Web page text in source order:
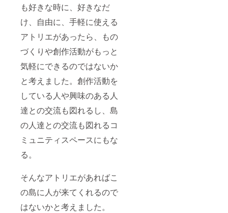
も好きな時に、好きなだ
け、自由に、手軽に使える
アトリエがあったら、もの
づくりや創作活動がもっと
気軽にできるのではないか
と考えました。創作活動を
している人や興味のある人
達との交流も図れるし、島
の人達との交流も図れるコ
ミュニティスペースにもな
る。
そんなアトリエがあればこ
の島に人が来てくれるので
はないかと考えました。